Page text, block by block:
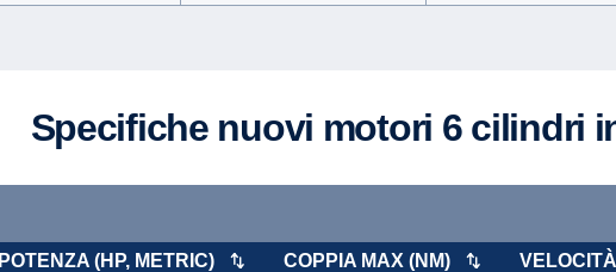
Specifiche nuovi motori 6 cilindri
POTENZA (HP, METRIC) COPPIA MAX (NM)